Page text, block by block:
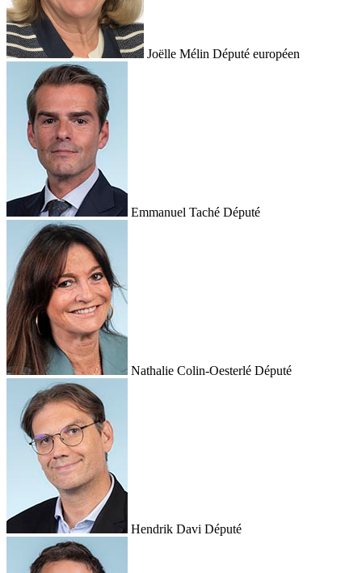
Joëlle Mélin Député européen
Emmanuel Taché Député
Nathalie Colin-Oesterlé Député
Hendrik Davi Député